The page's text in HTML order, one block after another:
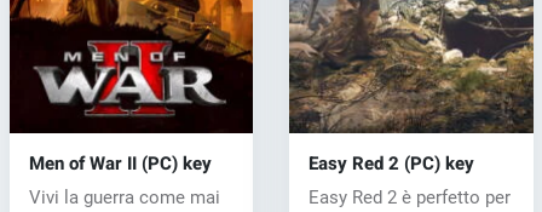
Men of War II (PC) key
Vivi la guerra come mai
Easy Red 2 (PC) key
Easy Red 2 è perfetto per